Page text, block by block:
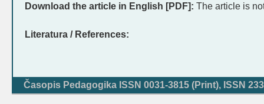
Download the article in English [PDF]: The article is
Literatura / References:
Časopis Pedagogika ISSN 0031-3815 (Print), ISSN